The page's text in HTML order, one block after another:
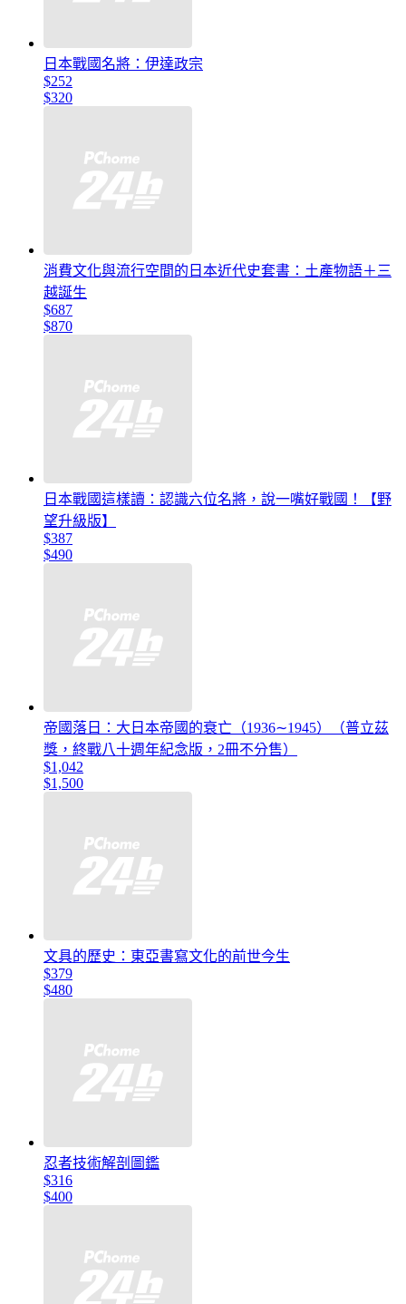
日本戰國名將：伊達政宗
$252
$320
消費文化與流行空間的日本近代史套書：土產物語＋三
越誕生
$687
$870
日本戰國這樣讀：認識六位名將，說一嘴好戰國！【野
望升級版】
$387
$490
帝國落日：大日本帝國的衰亡（1936∼1945）（普立茲
獎，終戰八十週年紀念版，2冊不分售）
$1,042
$1,500
文具的歷史：東亞書寫文化的前世今生
$379
$480
忍者技術解剖圖鑑
$316
$400